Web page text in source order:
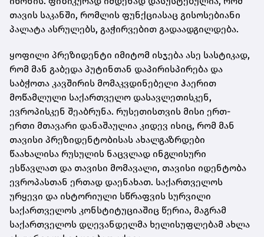
თავის საკანში, რომლის ფუნქციასაც გისოსებიანი
პალატა ასრულებს, გაჭირვებით გადაადგილდება.
ყოფილი პრეზიდენტი იმიტომ ისჯება ასე სასტიკად,
რომ მან გაბედა პუტინთან დაპირისპირება და
საბჭოთა კავშირის მომაკვდინებელი ჰაერით
მოწამლული საქართველო დასავლეთისკენ,
ევროპისკენ შეაბრუნა. რუსეთისთვის მისი ერთ-
ერთი მთავარი დანაშაულია კიდევ ისიც, რომ მან
თავისი პრეზიდენტობისას ახალგაზრდები
წაახალისა რუსულის ნაცვლად ინგლისური
ესწავლათ და თავისი მომავალი, თავისი იდენტობა
ევროპასთან ერთად დაენახათ. საქართველოს
ურყევი და ისტორიული სწრაფვის სურვილი
საქართველოს კონსტიტუციაშიც წერია, მაგრამ
საქართველოს დღევანდელმა ხელისუფლებამ ახლა